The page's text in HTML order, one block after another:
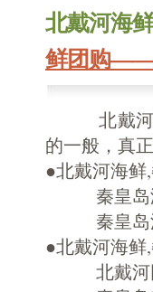
北戴河海
鲜团购——
北戴河由
的一般，真
●北戴河海鲜
秦皇岛
秦皇岛
●北戴河海鲜
北戴河